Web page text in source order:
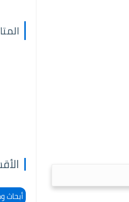
أبحاث